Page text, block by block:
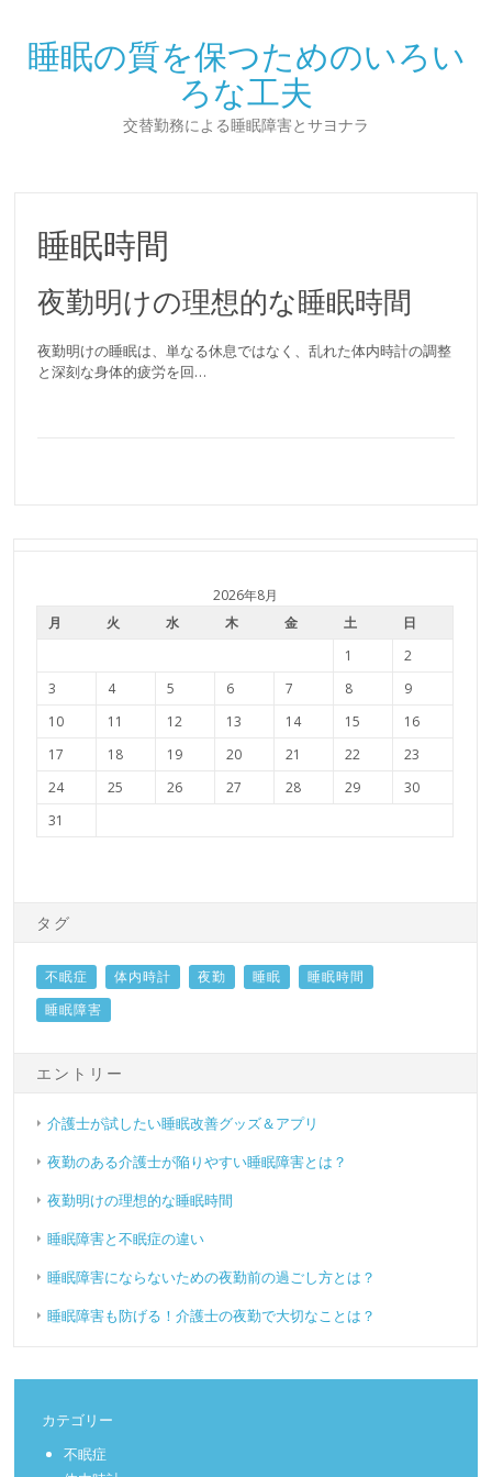
睡眠の質を保つためのいろい
ろな工夫
交替勤務による睡眠障害とサヨナラ
睡眠時間
夜勤明けの理想的な睡眠時間
夜勤明けの睡眠は、単なる休息ではなく、乱れた体内時計の調整
と深刻な身体的疲労を回…
2026年8月
月
火 水 木 金 土
日
1
2
3
4 5 6 7 8
9
10
11 12 13 14 15
16
17
18 19 20 21 22
23
24
25 26 27 28 29
30
31
タグ
不眠症 体内時計 夜勤 睡眠
睡眠時間
睡眠障害
エントリー
介護士が試したい睡眠改善グッズ＆アプリ
夜勤のある介護士が陥りやすい睡眠障害とは？
夜勤明けの理想的な睡眠時間
睡眠障害と不眠症の違い
睡眠障害にならないための夜勤前の過ごし方とは？
睡眠障害も防げる！介護士の夜勤で大切なことは？
カテゴリー
不眠症